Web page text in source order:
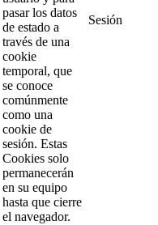
pasar los datos
de estado a
través de una
cookie
temporal, que
se conoce
comúnmente
como una
cookie de
sesión. Estas
Cookies solo
permanecerán
en su equipo
hasta que cierre
el navegador.
Sesión